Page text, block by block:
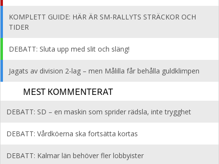
KOMPLETT GUIDE: HÄR ÄR SM-RALLYTS STRÄCKOR OCH
TIDER
DEBATT: Sluta upp med slit och släng!
Jagats av division 2-lag – men Målilla får behålla guldklimpen
MEST KOMMENTERAT
DEBATT: SD – en maskin som sprider rädsla, inte trygghet
DEBATT: Vårdköerna ska fortsätta kortas
DEBATT: Kalmar län behöver fler lobbyister